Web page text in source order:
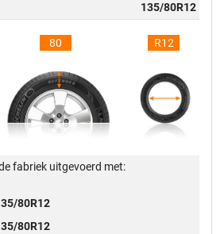
135/80R12
80 R12
fabriek uitgevoerd met:
80R12
80R12